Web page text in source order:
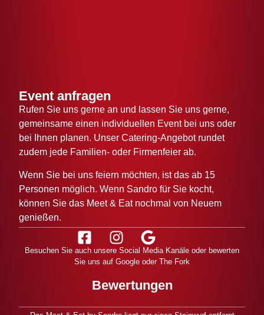
Event anfragen
Rufen Sie uns gerne an und lassen Sie uns gerne,
gemeinsame einen individuellen Event bei uns oder
bei Ihnen planen. Unser Catering-Angebot rundet
zudem jede Familien- oder Firmenfeier ab.
Wenn Sie bei uns feiern möchten, ist das ab 15
Personen möglich. Wenn Sandro für Sie kocht,
können Sie das Meet & Eat nochmal von Neuem
genießen.
Besuchen Sie auch unsere Social Media Kanäle oder bewerten
Sie uns auf Google oder The Fork
Bewertungen